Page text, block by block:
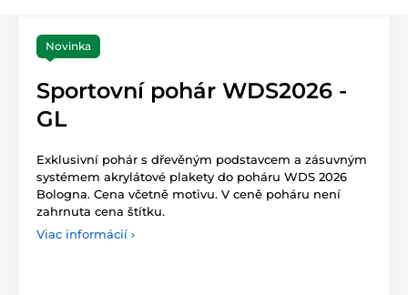
Novinka
Sportovní pohár WDS2026 -
GL
Exklusivní pohár s dřevěným podstavcem a zásuvným
systémem akrylátové plakety do poháru WDS 2026
Bologna. Cena včetně motivu. V ceně poháru není
zahrnuta cena štítku.
Viac informácií ›